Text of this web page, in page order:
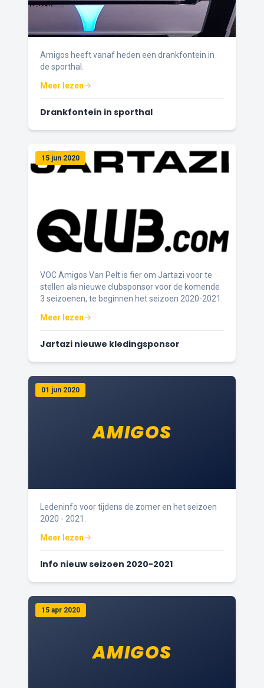
Amigos heeft vanaf heden een drankfontein in
de sporthal.
Meer lezen
Drankfontein in sporthal
15 jun 2020
VOC Amigos Van Pelt is fier om Jartazi voor te
stellen als nieuwe clubsponsor voor de komende
3 seizoenen, te beginnen het seizoen 2020-2021.
Meer lezen
Jartazi nieuwe kledingsponsor
AMIGOS
01 jun 2020
Ledeninfo voor tijdens de zomer en het seizoen
2020 - 2021.
Meer lezen
Info nieuw seizoen 2020-2021
AMIGOS
15 apr 2020